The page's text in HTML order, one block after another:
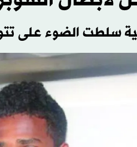
سلطت الضوء على